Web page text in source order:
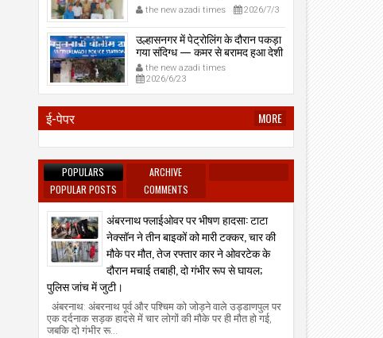
प्रेमनगर टेकडी से देसी रिवॉल्वर व
काडतूस जप्त, इलीगल हथियार साथ
पकड़ा गया युवक एक दिन की पोलीस
कोठडी में।
the new azadi times 2026/7/3
उल्हासनगर में पेट्रोलिंग के दौरान पकड़ा
गया संदिग्ध — कमर से बरामद हुआ देशी
रिवॉल्वर।
the new azadi times
2026/6/23
ई-पेपर MORE
POPULARS
ARCHIVE
POPULAR POSTS
COMMENTS
अंबरनाथ फ्लाईओवर पर भीषण हादसा: टाटा
नेक्सॉन ने तीन बाइकों को मारी टक्कर, चार की
मौके पर मौत, तेज रफ्तार कार ने ओवरटेक के
दौरान मचाई तबाही, दो गंभीर रूप से घायल;
पुलिस जांच में जुटी।
अंबरनाथ: अंबरनाथ पूर्व और पश्चिम को जोड़ने वाले उड्डाणपुल पर
एक दर्दनाक सड़क हादसे में चार लोगों की मौके पर ही मौत हो गई,
जबकि दो गंभीर रू...